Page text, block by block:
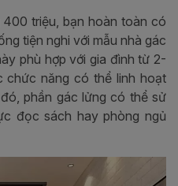
triệu, bạn hoàn toàn có
tiện nghi với mẫu nhà gác
phù hợp với gia đình từ 2-
chức năng có thể linh hoạt
phần gác lửng có thể sử
đọc sách hay phòng ngủ